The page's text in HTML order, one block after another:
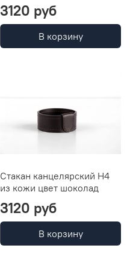
3120 руб
В корзину
Стакан канцелярский Н4
из кожи цвет шоколад
3120 руб
В корзину